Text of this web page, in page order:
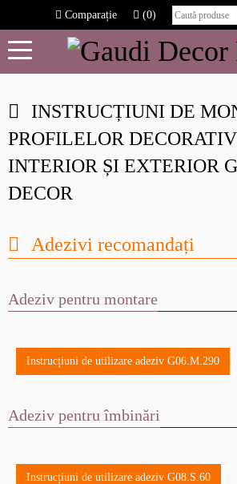
Comparație (0)
INSTRUCȚIUNI DE
PROFILELOR
INTERIOR ȘI EXTERIOR
DECOR
Adezivi recomandați
Adeziv pentru montare
Instrucțiuni de utilizare adeziv G06.M.290
Adeziv pentru îmbinări
Instrucțiuni de utilizare adeziv G08.S.60